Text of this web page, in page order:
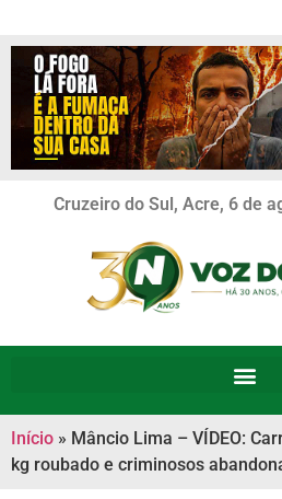
Cruzeiro do Sul, Acre, 6 de
Início » Mâncio Lima – VÍDEO:
kg roubado e criminosos